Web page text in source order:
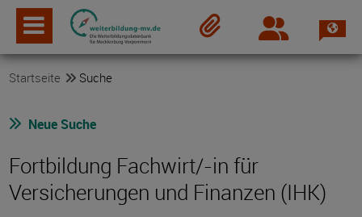
Login
Startseite Suche
Neue Suche
Fortbildung Fachwirt/-in für
Versicherungen und Finanzen (IHK)